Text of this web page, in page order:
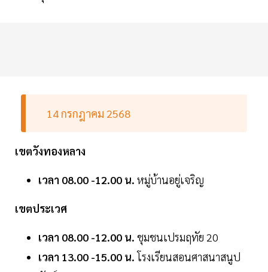
14 กรกฎาคม 2568
เขตวังทองหลาง
เวลา 08.00 -12.00 น. หมู่บ้านอยู่เจริญ
เขตประเวศ
เวลา 08.00 -12.00 น. ชุมชนเปรมฤทัย 20
เวลา 13.00 -15.00 น.โรงเรียนสอนศาสนาสนูป